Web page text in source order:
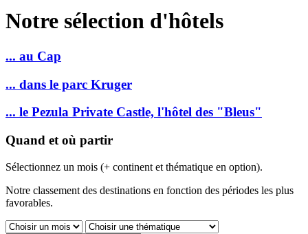
Notre sélection d'hôtels
... au Cap
... dans le parc Kruger
... le Pezula Private Castle, l'hôtel des "Bleus"
Quand et où partir
Sélectionnez un mois (+ continent et thématique en option).
Notre classement des destinations en fonction des périodes les plus
favorables.